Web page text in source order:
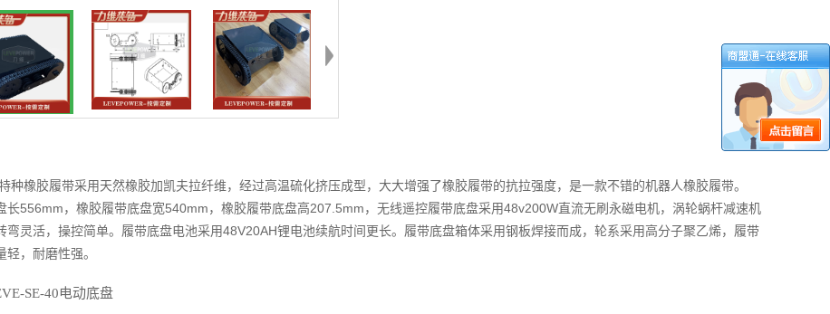
种橡胶履带采用天然橡胶加凯夫拉纤维，经过高温硫化挤压成型，大大增强了橡胶履带的抗拉强度，是一款不错的机器人橡胶履带。
长556mm，橡胶履带底盘宽540mm，橡胶履带底盘高207.5mm，无线遥控履带底盘采用48v200W直流无刷永磁电机，涡轮蜗杆减速机
弯灵活，操控简单。履带底盘电池采用48V20AH锂电池续航时间更长。履带底盘箱体采用钢板焊接而成，轮系采用高分子聚乙烯，履带
轻，耐磨性强。
SE-40电动底盘